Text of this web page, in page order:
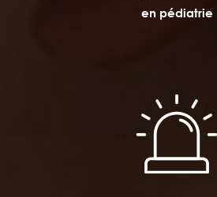
en pédiatrie